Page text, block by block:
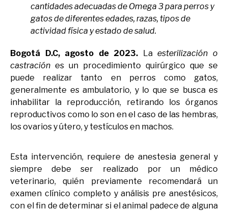
cantidades adecuadas de Omega 3 para perros y
gatos de diferentes edades, razas, tipos de
actividad física y estado de salud.
Bogotá D.C, agosto de 2023. Laesterilización o
castración es un procedimiento quirúrgico que se
puede realizar tanto en perros como gatos,
generalmente es ambulatorio, y lo que se busca es
inhabilitar la reproducción, retirando los órganos
reproductivos como lo son en el caso de las hembras,
los ovarios y útero, y testículos en machos.
Esta intervención, requiere de anestesia general y
siempre debe ser realizado por un médico
veterinario, quién previamente recomendará un
examen clínico completo y análisis pre anestésicos,
con el fin de determinar si el animal padece de alguna